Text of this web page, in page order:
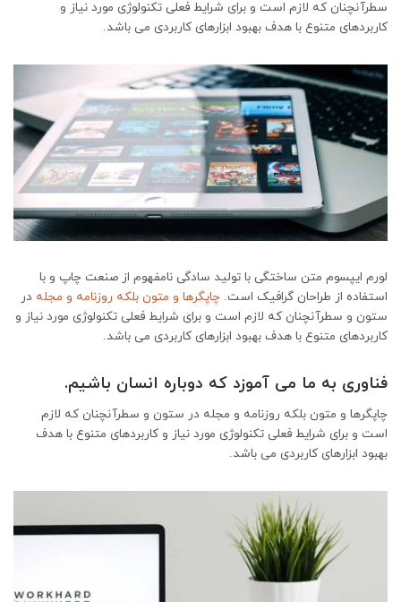
سطرآنچنان که لازم است و برای شرایط فعلی تکنولوژی مورد نیاز و
کاربردهای متنوع با هدف بهبود ابزارهای کاربردی می باشد.
لورم ایپسوم متن ساختگی با تولید سادگی نامفهوم از صنعت چاپ و با
استفاده از طراحان گرافیک است. چاپگرها و متون بلکه روزنامه و مجله در
ستون و سطرآنچنان که لازم است و برای شرایط فعلی تکنولوژی مورد نیاز و
کاربردهای متنوع با هدف بهبود ابزارهای کاربردی می باشد.
فناوری به ما می آموزد که دوباره انسان باشیم.
چاپگرها و متون بلکه روزنامه و مجله در ستون و سطرآنچنان که لازم
است و برای شرایط فعلی تکنولوژی مورد نیاز و کاربردهای متنوع با هدف
بهبود ابزارهای کاربردی می باشد.